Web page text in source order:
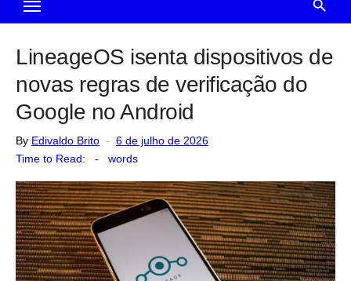
LineageOS isenta dispositivos de
novas regras de verificação do
Google no Android
By Edivaldo Brito
Posted
6 de julho de 2026
Time to Read:
- words